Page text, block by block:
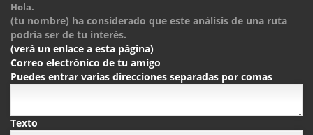
Hola.
(tu nombre) ha considerado que este análisis de una ruta
podría ser de tu interés.
(verá un enlace a esta página)
Correo electrónico de tu amigo
Puedes entrar varias direcciones separadas por comas
Texto